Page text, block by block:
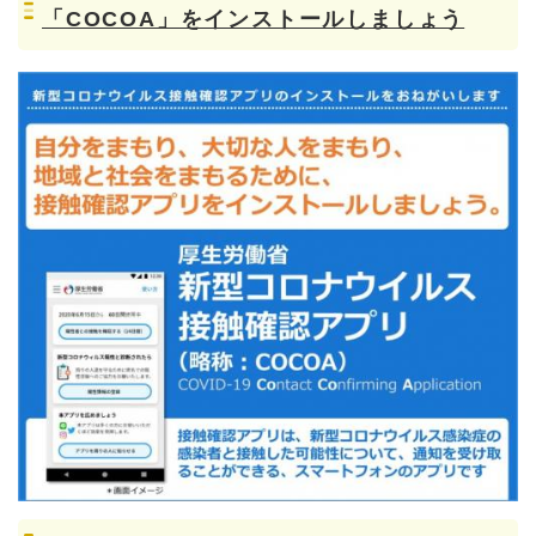
「COCOA」をインストールしましょう